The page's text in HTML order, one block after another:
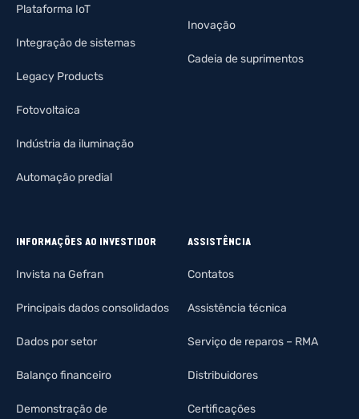
Plataforma IoT
Integração de sistemas
Legacy Products
Fotovoltaica
Indústria da iluminação
Automação predial
Inovação
Cadeia de suprimentos
INFORMAÇÕES AO INVESTIDOR
Invista na Gefran
Principais dados consolidados
Dados por setor
Balanço financeiro
Demonstração de
ASSISTÊNCIA
Contatos
Assistência técnica
Serviço de reparos – RMA
Distribuidores
Certificações